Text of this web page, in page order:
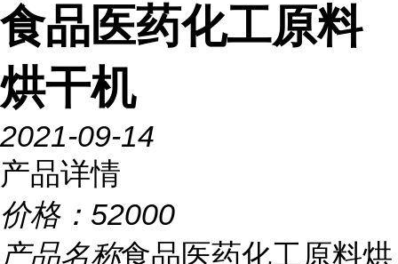
食品医药化工原料
烘干机
2021-09-14
产品详情
价格： 52000
产品名称食品医药化工原料烘